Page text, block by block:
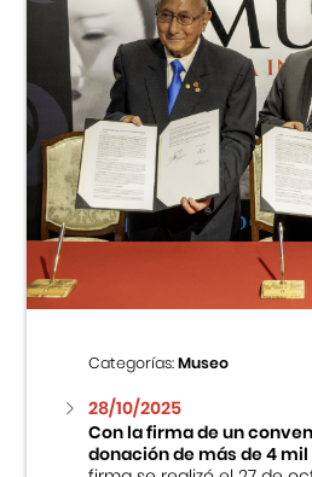
Categorías:Museo
28/10/2025
Con la firma de un
donación de más de 4 mil